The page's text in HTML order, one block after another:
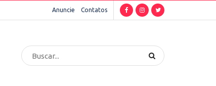
Anuncie Contatos